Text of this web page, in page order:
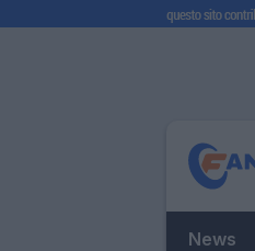
News